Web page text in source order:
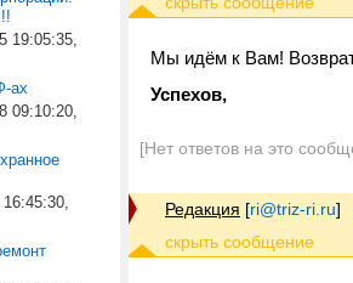
19:05:35,
ах
09:10:20,
Мы идём к Вам!
Успехов,
[Нет ответов на это
Редакция [ri@triz-ri.ru]